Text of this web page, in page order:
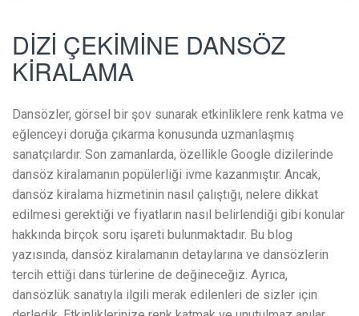
DİZİ ÇEKİMİNE DANSÖZ
KİRALAMA
Dansözler, görsel bir şov sunarak etkinliklere renk katma ve
eğlenceyi doruğa çıkarma konusunda uzmanlaşmış
sanatçılardır. Son zamanlarda, özellikle Google dizilerinde
dansöz kiralamanın popülerliği ivme kazanmıştır. Ancak,
dansöz kiralama hizmetinin nasıl çalıştığı, nelere dikkat
edilmesi gerektiği ve fiyatların nasıl belirlendiği gibi konular
hakkında birçok soru işareti bulunmaktadır. Bu blog
yazısında, dansöz kiralamanın detaylarına ve dansözlerin
tercih ettiği dans türlerine de değineceğiz. Ayrıca,
dansözlük sanatıyla ilgili merak edilenleri de sizler için